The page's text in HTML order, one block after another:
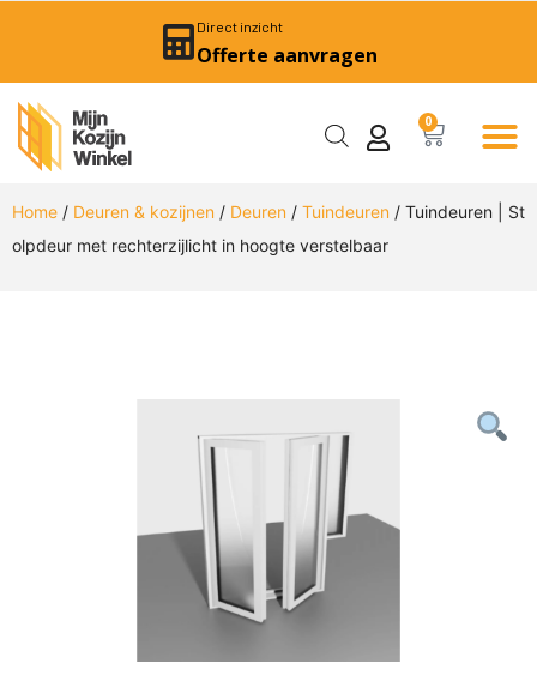
Direct inzicht
Offerte aanvragen
0
Home / Deuren & kozijnen / Deuren / Tuindeuren / Tuindeuren | St
olpdeur met rechterzijlicht in hoogte verstelbaar